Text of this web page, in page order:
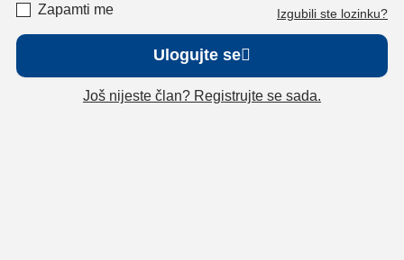
Zapamti me Izgubili ste lozinku?
Ulogujte se
Još nijeste član? Registrujte se sada.